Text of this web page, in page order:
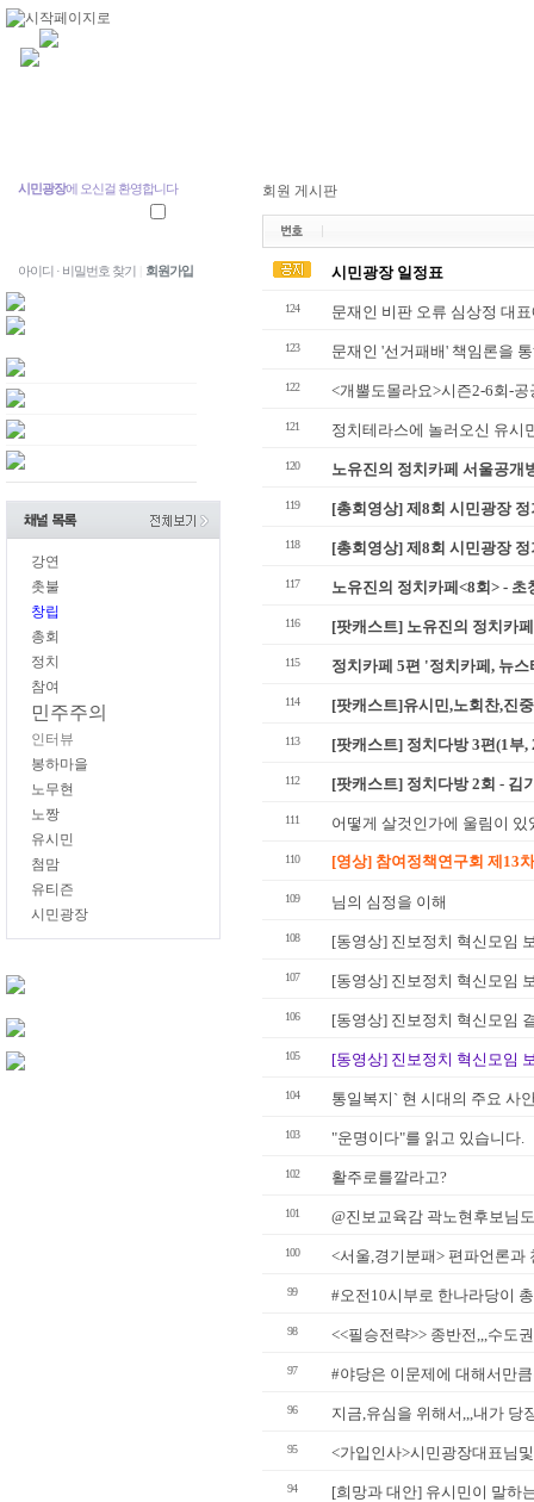
시민광장에 오신걸 환영합니다
아이디 · 비밀번호 찾기 회원가입
강연
촛불
창립
총회
정치
참여
민주주의
인터뷰
봉하마을
노무현
노짱
유시민
첨맘
유티즌
시민광장
회원 게시판
시민광장 일정표
124 문재인 비판 오류 심상정 대
123 문재인 '선거패배' 책임론을
122 <개뿔도몰라요>시즌2-6회-
121 정치테라스에 놀러오신 유시
120 노유진의 정치카페 서울공개
119 [총회영상] 제8회 시민광장
118 [총회영상] 제8회 시민광장
117 노유진의 정치카페<8회> - 초
116 [팟캐스트] 노유진의 정치카
115 정치카페 5편 '정치카페, 뉴
114 [팟캐스트]유시민,노회찬,진
113 [팟캐스트] 정치다방 3편(1부,
112 [팟캐스트] 정치다방 2회 - 김
111 어떻게 살것인가에 울림이
110 [영상] 참여정책연구회 제13
109 님의 심정을 이해
108 [동영상] 진보정치 혁신모임
107 [동영상] 진보정치 혁신모임
106 [동영상] 진보정치 혁신모임
105 [동영상] 진보정치 혁신모임
104 통일복지` 현 시대의 주요 사
103 "운명이다"를 읽고 있습니다.
102 활주로를깔라고?
101 @진보교육감 곽노현후보님
100 <서울,경기분패> 편파언론
99 #오전10시부로 한나라당이
98 <<필승전략>> 종반전,,,수도
97 #야당은 이문제에 대해서만
96 지금,유심을 위해서,,,내가 당
95 <가입인사>시민광장대표님
94 [희망과 대안] 유시민이 말하